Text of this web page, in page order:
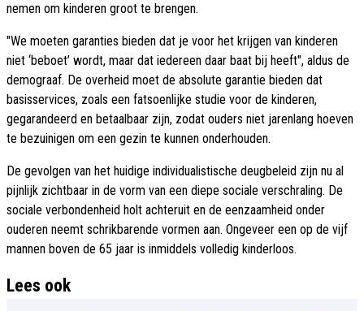
nemen om kinderen groot te brengen.
"We moeten garanties bieden dat je voor het krijgen van kinderen
niet ‘beboet’ wordt, maar dat iedereen daar baat bij heeft", aldus de
demograaf. De overheid moet de absolute garantie bieden dat
basisservices, zoals een fatsoenlijke studie voor de kinderen,
gegarandeerd en betaalbaar zijn, zodat ouders niet jarenlang hoeven
te bezuinigen om een gezin te kunnen onderhouden.
De gevolgen van het huidige individualistische deugbeleid zijn nu al
pijnlijk zichtbaar in de vorm van een diepe sociale verschraling. De
sociale verbondenheid holt achteruit en de eenzaamheid onder
ouderen neemt schrikbarende vormen aan. Ongeveer een op de vijf
mannen boven de 65 jaar is inmiddels volledig kinderloos.
Lees ook